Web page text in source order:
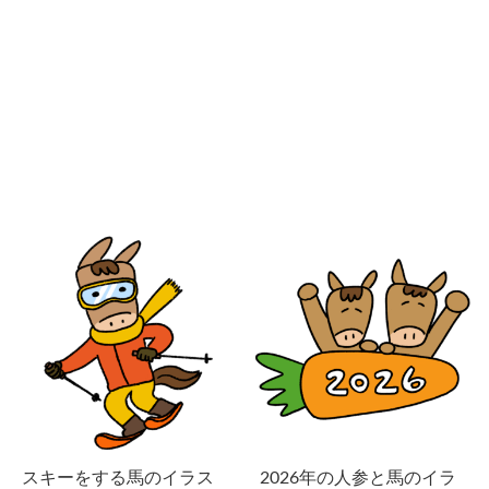
スキーをする馬のイラス
2026年の人参と馬のイラ